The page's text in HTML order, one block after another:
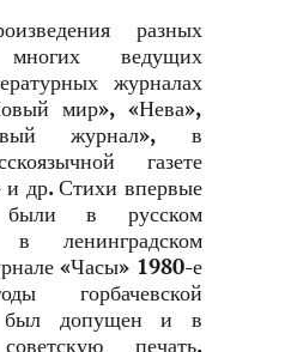
разных
ведущих
журналах
мир», «Нева»,
журнал», в
газете
и др. Стихи впервые
были в русском
ленинградском
«Часы» 1980-е
горбачевской
был допущен и в
печать.